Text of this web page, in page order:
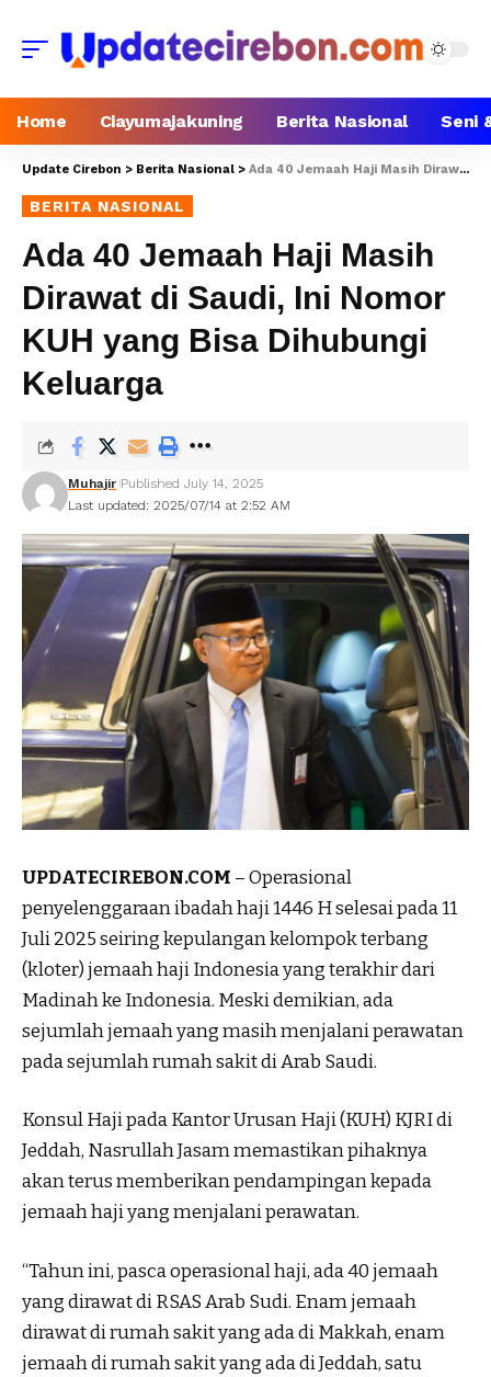
Home Ciayumajakuning Berita Nasional Seni
Update Cirebon > Berita Nasional > Ada 40 Jemaah Haji Masih Dirawat di Saudi, Ini Nomor KUH yang Bisa Dihubungi Keluarga
BERITA NASIONAL
Ada 40 Jemaah Haji Masih
Dirawat di Saudi, Ini Nomor
KUH yang Bisa Dihubungi
Keluarga
Last updated: 2025/07/14 at 2:52 AM
Muhajir Published July 14, 2025
UPDATECIREBON.COM – Operasional
penyelenggaraan ibadah haji 1446 H selesai pada 11
Juli 2025 seiring kepulangan kelompok terbang
(kloter) jemaah haji Indonesia yang terakhir dari
Madinah ke Indonesia. Meski demikian, ada
sejumlah jemaah yang masih menjalani perawatan
pada sejumlah rumah sakit di Arab Saudi.
Konsul Haji pada Kantor Urusan Haji (KUH) KJRI di
Jeddah, Nasrullah Jasam memastikan pihaknya
akan terus memberikan pendampingan kepada
jemaah haji yang menjalani perawatan.
“Tahun ini, pasca operasional haji, ada 40 jemaah
yang dirawat di RSAS Arab Sudi. Enam jemaah
dirawat di rumah sakit yang ada di Makkah, enam
jemaah di rumah sakit yang ada di Jeddah, satu